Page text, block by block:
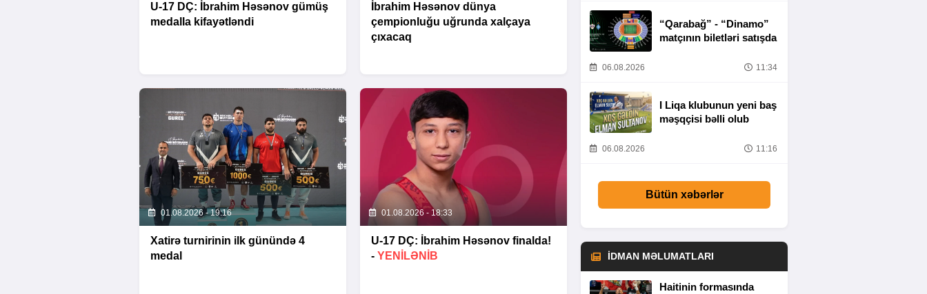
U-17 DÇ: İbrahim Həsənov gümüş
medalla kifayətləndi
İbrahim Həsənov dünya
çempionluğu uğrunda xalçaya
çıxacaq
01.08.2026 - 19:16
Xatirə turnirinin ilk günündə 4
medal
01.08.2026 - 18:33
U-17 DÇ: İbrahim Həsənov finalda!
- YENİLƏNİB
“Qarabağ” - “Dinamo”
matçının biletləri satışda
06.08.2026 11:34
I Liqa klubunun yeni baş
məşqçisi bəlli olub
06.08.2026 11:16
Bütün xəbərlər
İDMAN MƏLUMATLARI
Haitinin formasında